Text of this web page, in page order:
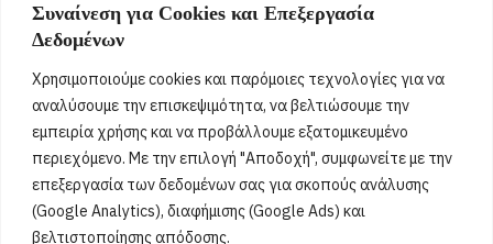
Συναίνεση για Cookies και Επεξεργασία
Δεδομένων
Χρησιμοποιούμε cookies και παρόμοιες τεχνολογίες για να
αναλύσουμε την επισκεψιμότητα, να βελτιώσουμε την
εμπειρία χρήσης και να προβάλλουμε εξατομικευμένο
περιεχόμενο. Με την επιλογή "Αποδοχή", συμφωνείτε με την
επεξεργασία των δεδομένων σας για σκοπούς ανάλυσης
(Google Analytics), διαφήμισης (Google Ads) και
βελτιστοποίησης απόδοσης.
Τριανταφυλλιά, Φύλλη, Φύλλια, Φυλλιώ, Φυλλίτσα,
Τριανταφυλλένια, Τριανταφυλλίνη, Ρόζα,
Τριαντάφυλλος, Τριανταφύλλης, Φύλλης, Φύλλιος,
Τριανταφυλλένιος, Τριανταφυλλίνος, Ντάφυ, Ντάφι
Όροι Χρήσης
Πολιτική Ορθής Χρήσης